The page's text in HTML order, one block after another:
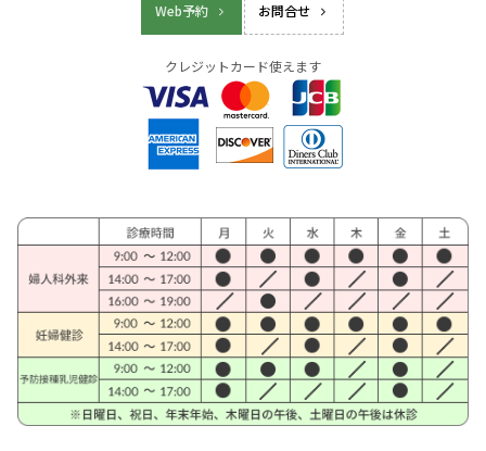
Web予約 お問合せ
クレジットカード使えます